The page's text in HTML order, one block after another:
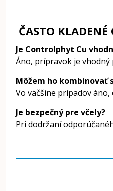
ČASTO KLADENÉ
Je Controlphyt Cu
Áno, prípravok je vhodný
Môžem ho kombinovať
Vo väčšine prípadov
Je bezpečný pre včely?
Pri dodržaní